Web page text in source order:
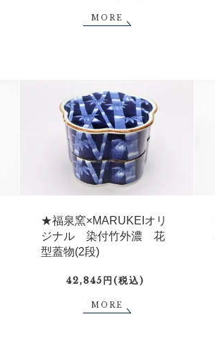
MORE
★福泉窯×MARUKEIオリ
ジナル 染付竹外濃 花
型蓋物(2段)
42,845円(税込)
MORE